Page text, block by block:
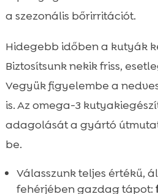
a szezonális bőrirritációt.
Hidegebb időben a kutyák
Biztosítsunk nekik friss,
Vegyük figyelembe a
is. Az omega-3
adagolását a gyártó
be.
Válasszunk teljes értékű,
fehérjében gazdag tápot: